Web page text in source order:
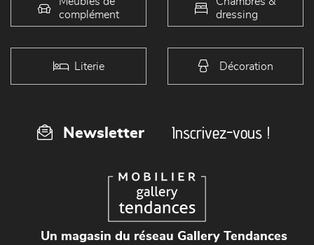
complément
dressing
Literie Décoration
Newsletter Inscrivez-vous !
Un magasin du réseau Gallery Tendances